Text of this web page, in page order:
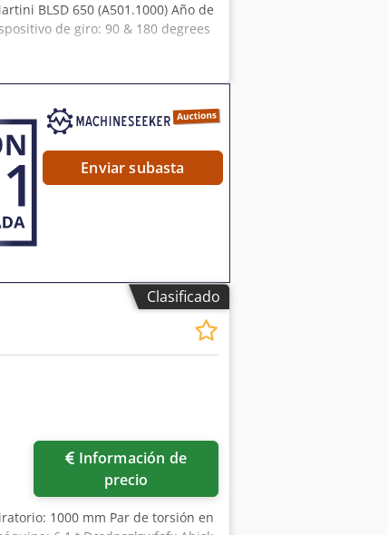
BLSD 650 (A501.1000) Año de
de giro: 90 & 180 degrees
Enviar subasta
Clasificado
precio
1000 mm Par de torsión en